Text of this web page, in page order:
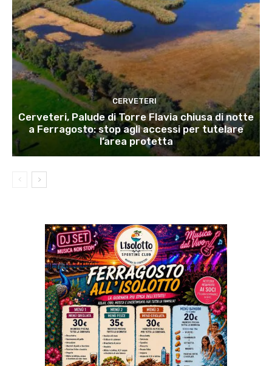
CERVETERI
Cerveteri, Palude di Torre Flavia chiusa di notte
a Ferragosto: stop agli accessi per tutelare
l’area protetta